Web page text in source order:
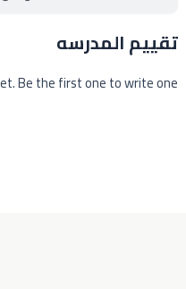
تقييم المدرسه
Be the first one to write one.